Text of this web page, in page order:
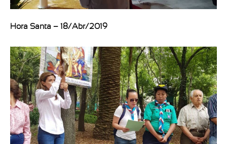
Hora Santa – 18/Abr/2019